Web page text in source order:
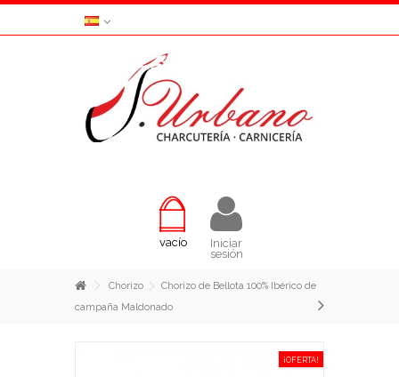
vacío
Iniciar
sesión
Chorizo
Chorizo de Bellota 100% Ibérico de
campaña Maldonado
¡OFERTA!